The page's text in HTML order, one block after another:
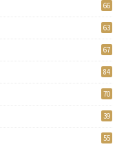
66
63
67
84
70
39
55